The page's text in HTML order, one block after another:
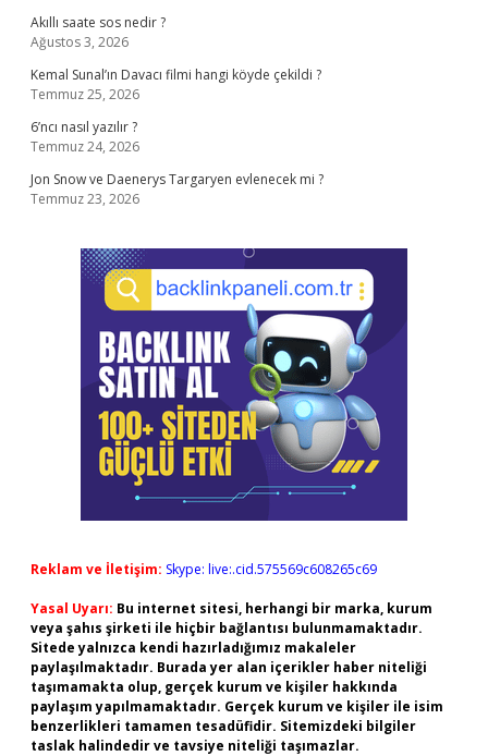
Akıllı saate sos nedir ?
Ağustos 3, 2026
Kemal Sunal’ın Davacı filmi hangi köyde çekildi ?
Temmuz 25, 2026
6’ncı nasıl yazılır ?
Temmuz 24, 2026
Jon Snow ve Daenerys Targaryen evlenecek mi ?
Temmuz 23, 2026
Reklam ve İletişim: Skype: live:.cid.575569c608265c69
Yasal Uyarı: Bu internet sitesi, herhangi bir marka, kurum
veya şahıs şirketi ile hiçbir bağlantısı bulunmamaktadır.
Sitede yalnızca kendi hazırladığımız makaleler
paylaşılmaktadır. Burada yer alan içerikler haber niteliği
taşımamakta olup, gerçek kurum ve kişiler hakkında
paylaşım yapılmamaktadır. Gerçek kurum ve kişiler ile isim
benzerlikleri tamamen tesadüfidir. Sitemizdeki bilgiler
taslak halindedir ve tavsiye niteliği taşımazlar.